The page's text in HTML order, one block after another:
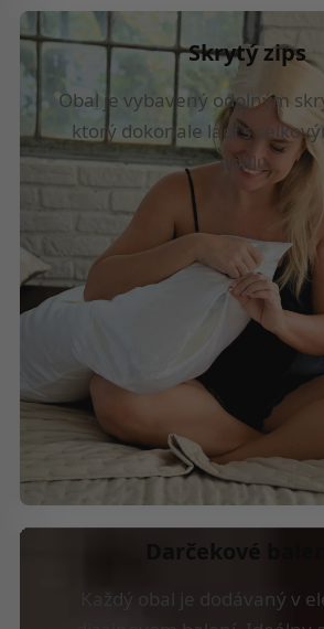
Skrytý zips
Obal je vybavený odolným
ktorý dokonale ladí s
obalu.
Každý obal je dodávaný v